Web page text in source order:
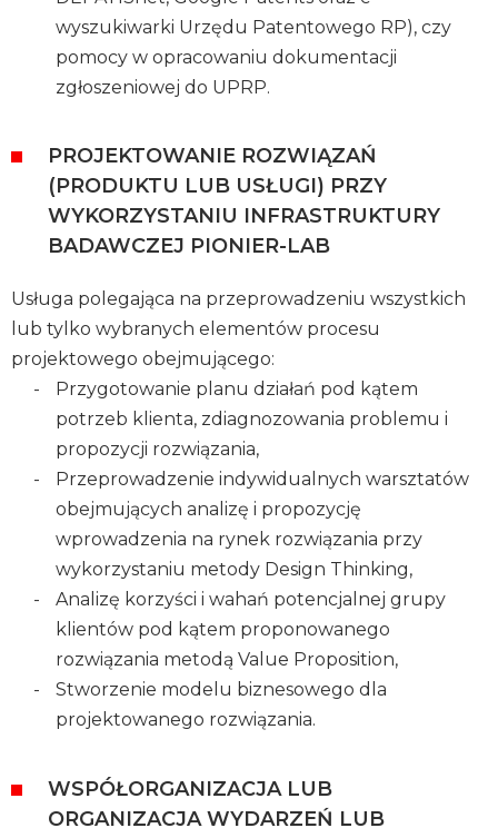
wyszukiwarki Urzędu Patentowego RP), czy
pomocy w opracowaniu dokumentacji
zgłoszeniowej do UPRP.
PROJEKTOWANIE ROZWIĄZAŃ
(PRODUKTU LUB USŁUGI) PRZY
WYKORZYSTANIU INFRASTRUKTURY
BADAWCZEJ PIONIER-LAB
Usługa polegająca na przeprowadzeniu wszystkich
lub tylko wybranych elementów procesu
projektowego obejmującego:
Przygotowanie planu działań pod kątem
potrzeb klienta, zdiagnozowania problemu i
propozycji rozwiązania,
Przeprowadzenie indywidualnych warsztatów
obejmujących analizę i propozycję
wprowadzenia na rynek rozwiązania przy
wykorzystaniu metody Design Thinking,
Analizę korzyści i wahań potencjalnej grupy
klientów pod kątem proponowanego
rozwiązania metodą Value Proposition,
Stworzenie modelu biznesowego dla
projektowanego rozwiązania.
WSPÓŁORGANIZACJA LUB
ORGANIZACJA WYDARZEŃ LUB